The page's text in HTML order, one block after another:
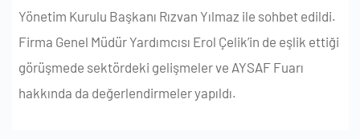
Yönetim Kurulu Başkanı Rızvan Yılmaz ile sohbet edildi.
Firma Genel Müdür Yardımcısı Erol Çelik’in de eşlik ettiği
görüşmede sektördeki gelişmeler ve AYSAF Fuarı
hakkında da değerlendirmeler yapıldı.